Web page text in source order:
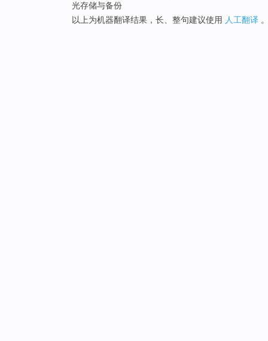
光存储与备份
以上为机器翻译结果，长、整句建议使用 人工翻译